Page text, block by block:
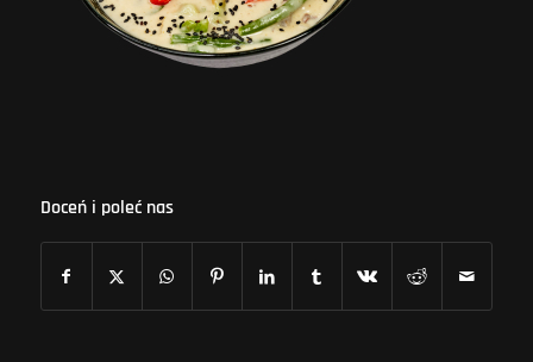
Doceń i poleć nas